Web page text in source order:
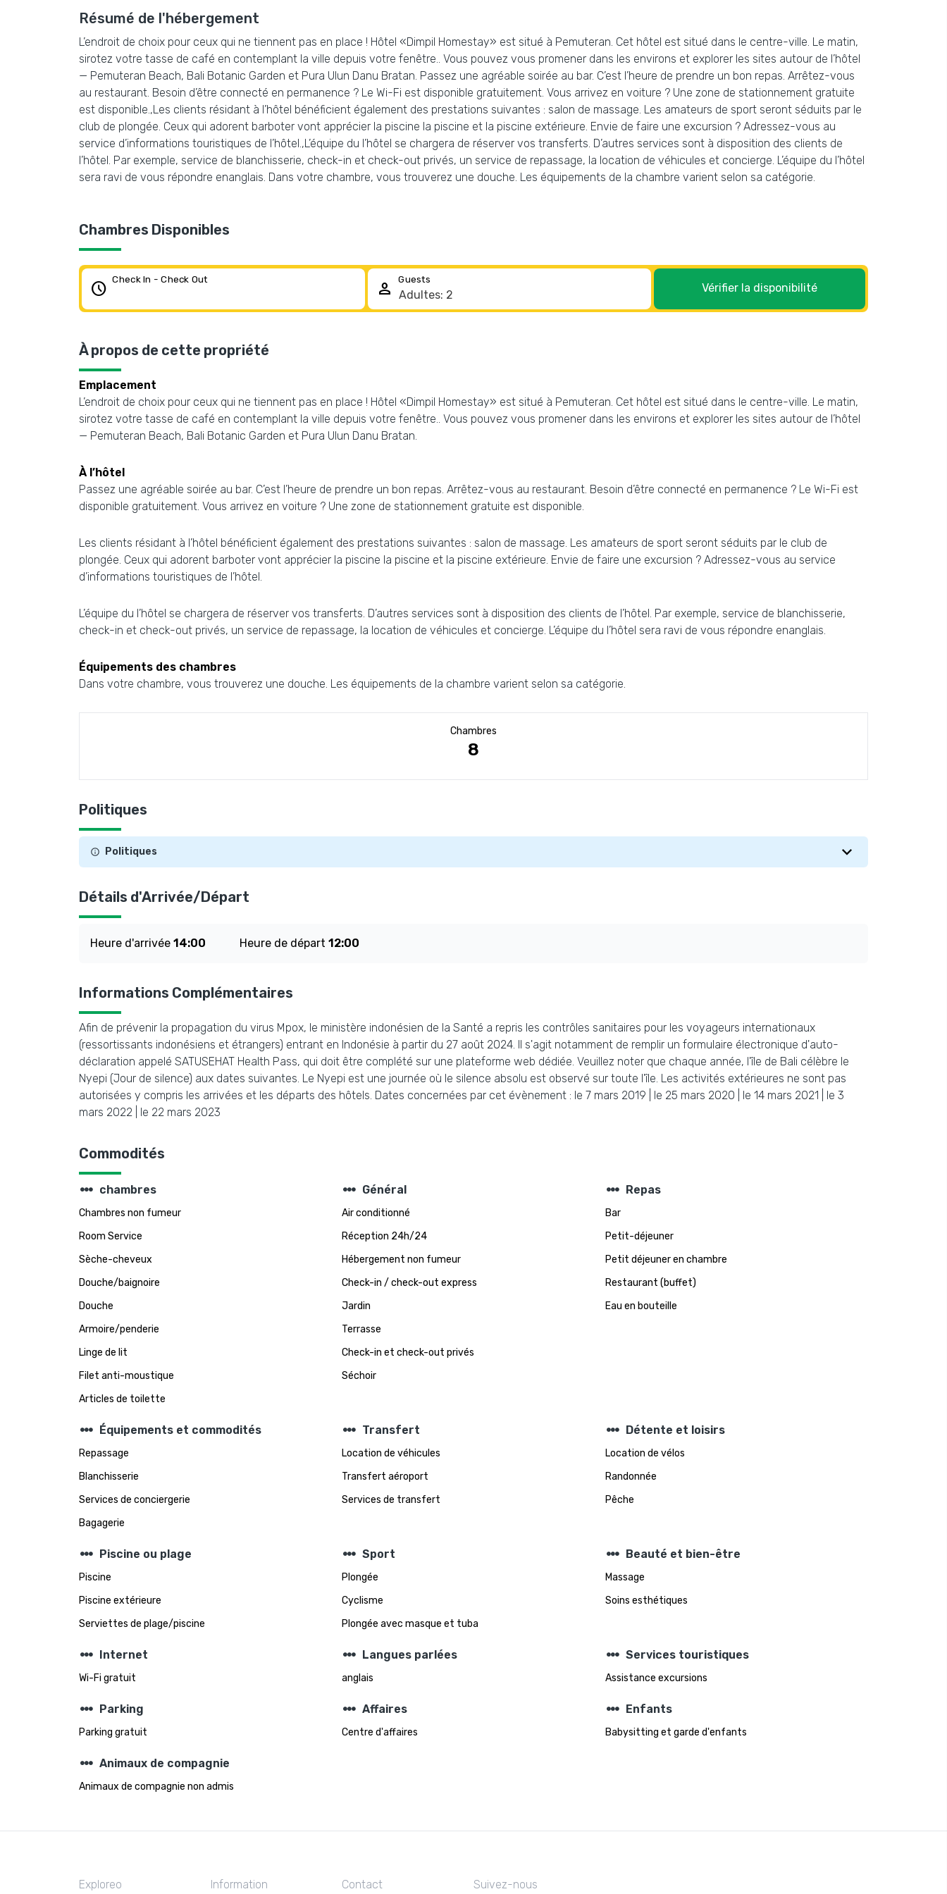
Résumé de l'hébergement
L’endroit de choix pour ceux qui ne tiennent pas en place ! Hôtel «Dimpil Homestay» est situé à Pemuteran. Cet hôtel est situé dans le centre-ville. Le matin,
sirotez votre tasse de café en contemplant la ville depuis votre fenêtre.. Vous pouvez vous promener dans les environs et explorer les sites autour de l’hôtel
— Pemuteran Beach, Bali Botanic Garden et Pura Ulun Danu Bratan. Passez une agréable soirée au bar. C’est l’heure de prendre un bon repas. Arrêtez-vous
au restaurant. Besoin d’être connecté en permanence ? Le Wi-Fi est disponible gratuitement. Vous arrivez en voiture ? Une zone de stationnement gratuite
est disponible.,Les clients résidant à l’hôtel bénéficient également des prestations suivantes : salon de massage. Les amateurs de sport seront séduits par le
club de plongée. Ceux qui adorent barboter vont apprécier la piscine la piscine et la piscine extérieure. Envie de faire une excursion ? Adressez-vous au
service d’informations touristiques de l’hôtel.,L’équipe du l’hôtel se chargera de réserver vos transferts. D’autres services sont à disposition des clients de
l’hôtel. Par exemple, service de blanchisserie, check-in et check-out privés, un service de repassage, la location de véhicules et concierge. L’équipe du l’hôtel
sera ravi de vous répondre enanglais. Dans votre chambre, vous trouverez une douche. Les équipements de la chambre varient selon sa catégorie.
Chambres Disponibles
schedule Check In - Check Out person Guests
Vérifier la disponibilité
À propos de cette propriété
Emplacement
L’endroit de choix pour ceux qui ne tiennent pas en place ! Hôtel «Dimpil Homestay» est situé à Pemuteran. Cet hôtel est situé dans le centre-ville. Le matin,
sirotez votre tasse de café en contemplant la ville depuis votre fenêtre.. Vous pouvez vous promener dans les environs et explorer les sites autour de l’hôtel
— Pemuteran Beach, Bali Botanic Garden et Pura Ulun Danu Bratan.
À l’hôtel
Passez une agréable soirée au bar. C’est l’heure de prendre un bon repas. Arrêtez-vous au restaurant. Besoin d’être connecté en permanence ? Le Wi-Fi est
disponible gratuitement. Vous arrivez en voiture ? Une zone de stationnement gratuite est disponible.
Les clients résidant à l’hôtel bénéficient également des prestations suivantes : salon de massage. Les amateurs de sport seront séduits par le club de
plongée. Ceux qui adorent barboter vont apprécier la piscine la piscine et la piscine extérieure. Envie de faire une excursion ? Adressez-vous au service
d’informations touristiques de l’hôtel.
L’équipe du l’hôtel se chargera de réserver vos transferts. D’autres services sont à disposition des clients de l’hôtel. Par exemple, service de blanchisserie,
check-in et check-out privés, un service de repassage, la location de véhicules et concierge. L’équipe du l’hôtel sera ravi de vous répondre enanglais.
Équipements des chambres
Dans votre chambre, vous trouverez une douche. Les équipements de la chambre varient selon sa catégorie.
Chambres
8
Politiques
Politiques
Détails d'Arrivée/Départ
Heure d'arrivée 14:00 Heure de départ 12:00
Informations Complémentaires
Afin de prévenir la propagation du virus Mpox, le ministère indonésien de la Santé a repris les contrôles sanitaires pour les voyageurs internationaux
(ressortissants indonésiens et étrangers) entrant en Indonésie à partir du 27 août 2024. Il s'agit notamment de remplir un formulaire électronique d'auto-
déclaration appelé SATUSEHAT Health Pass, qui doit être complété sur une plateforme web dédiée. Veuillez noter que chaque année, l'île de Bali célèbre le
Nyepi (Jour de silence) aux dates suivantes. Le Nyepi est une journée où le silence absolu est observé sur toute l'île. Les activités extérieures ne sont pas
autorisées y compris les arrivées et les départs des hôtels. Dates concernées par cet évènement : le 7 mars 2019 | le 25 mars 2020 | le 14 mars 2021 | le 3
mars 2022 | le 22 mars 2023
Commodités
steppers chambres
Chambres non fumeur
Room Service
Sèche-cheveux
Douche/baignoire
Douche
Armoire/penderie
Linge de lit
Filet anti-moustique
Articles de toilette
steppers Général
Air conditionné
Réception 24h/24
Hébergement non fumeur
Check-in / check-out express
Jardin
Terrasse
Check-in et check-out privés
Séchoir
steppers Repas
Bar
Petit-déjeuner
Petit déjeuner en chambre
Restaurant (buffet)
Eau en bouteille
steppers Équipements et commodités
Repassage
Blanchisserie
Services de conciergerie
Bagagerie
steppers Transfert
Location de véhicules
Transfert aéroport
Services de transfert
steppers Détente et loisirs
Location de vélos
Randonnée
Pêche
steppers Piscine ou plage
Piscine
Piscine extérieure
Serviettes de plage/piscine
steppers Sport
Plongée
Cyclisme
Plongée avec masque et tuba
steppers Beauté et bien-être
Massage
Soins esthétiques
steppers Internet
Wi-Fi gratuit
steppers Langues parlées
anglais
steppers Services touristiques
Assistance excursions
steppers Parking
Parking gratuit
steppers Affaires
Centre d'affaires
steppers Enfants
Babysitting et garde d'enfants
steppers Animaux de compagnie
Animaux de compagnie non admis
Exploreo Information Contact Suivez-nous